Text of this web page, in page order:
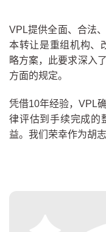
VPL提供全面、合法
本转让是重组机构、
略方案，此要求深入
方面的规定。
凭借10年经验，VPL
律评估到手续完成的
益。我们荣幸作为胡